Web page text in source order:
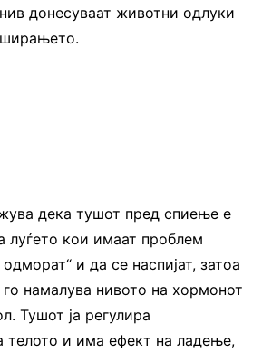
донесуваат животни одлуки
дека тушот пред спиење е
луѓето кои имаат проблем
и да се наспијат, затоа
намалува нивото на хормонот
Тушот ја регулира
телото и има ефект на ладење,